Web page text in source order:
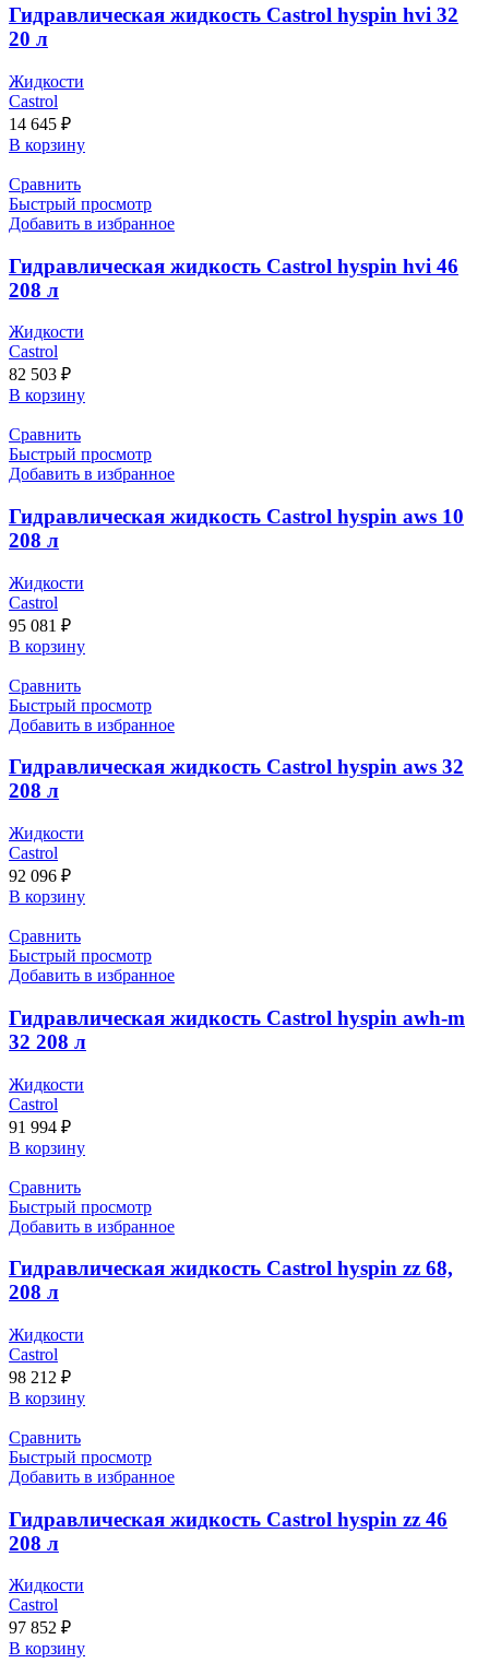
Гидравлическая жидкость Castrol hyspin hvi 32
20 л
Жидкости
Castrol
14 645 ₽
В корзину
Сравнить
Быстрый просмотр
Добавить в избранное
Гидравлическая жидкость Castrol hyspin hvi 46
208 л
Жидкости
Castrol
82 503 ₽
В корзину
Сравнить
Быстрый просмотр
Добавить в избранное
Гидравлическая жидкость Castrol hyspin aws 10
208 л
Жидкости
Castrol
95 081 ₽
В корзину
Сравнить
Быстрый просмотр
Добавить в избранное
Гидравлическая жидкость Castrol hyspin aws 32
208 л
Жидкости
Castrol
92 096 ₽
В корзину
Сравнить
Быстрый просмотр
Добавить в избранное
Гидравлическая жидкость Castrol hyspin awh-m
32 208 л
Жидкости
Castrol
91 994 ₽
В корзину
Сравнить
Быстрый просмотр
Добавить в избранное
Гидравлическая жидкость Castrol hyspin zz 68,
208 л
Жидкости
Castrol
98 212 ₽
В корзину
Сравнить
Быстрый просмотр
Добавить в избранное
Гидравлическая жидкость Castrol hyspin zz 46
208 л
Жидкости
Castrol
97 852 ₽
В корзину